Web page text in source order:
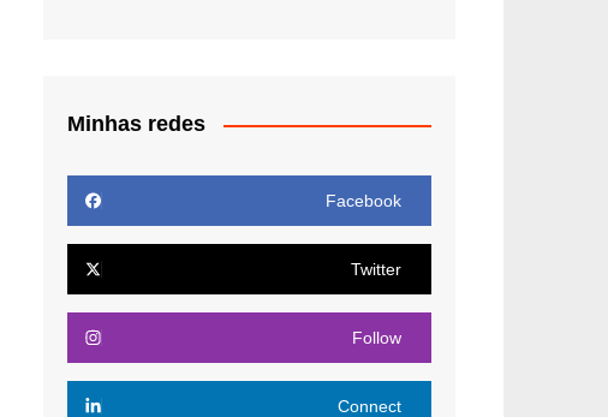
Minhas redes
Facebook
Twitter
Follow
Connect